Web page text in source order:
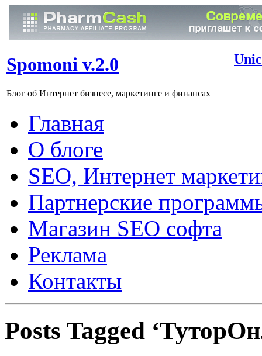
Spomoni v.2.0
Блог об Интернет бизнесе, маркетинге и финансах
Главная
О блоге
SEO, Интернет
Партнерские
Магазин SEO софта
Реклама
Контакты
Posts Tagged